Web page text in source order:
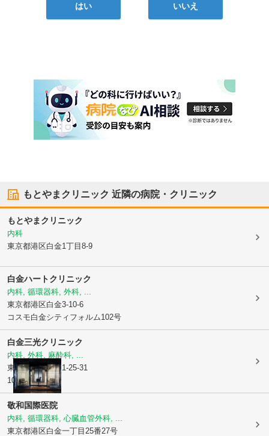
はい いいえ
もとやまクリニック 近隣の病院・クリニック
もとやまクリニック
内科
東京都港区白金1丁目8-9
白金ハートクリニック
内科, 循環器科, 外科, ...
東京都港区白金3-10-6
コスモ白金シティフォルム102号
白金三光クリニック
内科, 外科, 麻酔科, ...
東京都港区白金1-25-31
102
敬和国際医院
内科, 循環器科, 心臓血管外科, ...
東京都港区白金一丁目25番27号